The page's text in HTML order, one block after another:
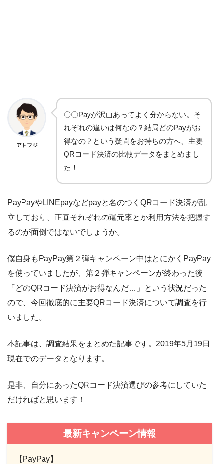
アトフジ
〇〇Payが沢山あってよく分からない。そ
れぞれの違いは何なの？結局どのPayがお
得なの？という疑問をお持ちの方へ、主要
QRコード決済の比較データをまとめまし
た！
PayPayやLINEpayなどpayと名のつくQRコード決済が乱
立しており、正直それぞれの還元率とか利用方法を把握す
るのが面倒ではないでしょうか。
僕自身もPayPay第２弾キャンペーン中はとにかくPayPay
を使っていましたが、第２弾キャンペーンが終わった後
「どのQRコード決済がお得なんだ…」という状況だった
ので、今回徹底的に主要QRコード決済について調査を行
いました。
本記事は、調査結果をまとめた記事です。2019年5月19日
現在でのデータとなります。
是非、自分にあったQRコード決済選びの参考にしていた
だければと思います！
最新キャンペーン情報
【PayPay】